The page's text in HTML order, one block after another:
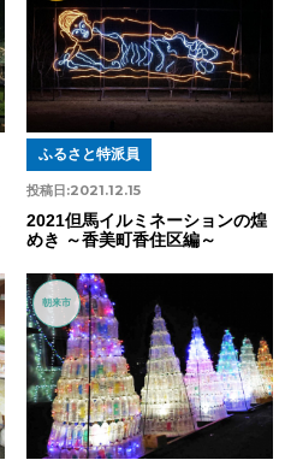
投稿日:2021.12.15
ふるさと特派員
2021但馬イルミネーションの煌
めき ～香美町香住区編～
朝来市